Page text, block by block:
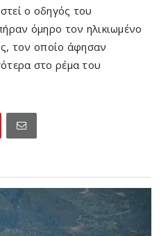
ο οδηγός του
όμηρο τον ηλικιωμένο
τον οποίο άφησαν
στο ρέμα του